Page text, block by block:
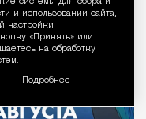
системы для сбора и
и использовании сайта,
настройки
«Принять» или
на обработку
Подробнее